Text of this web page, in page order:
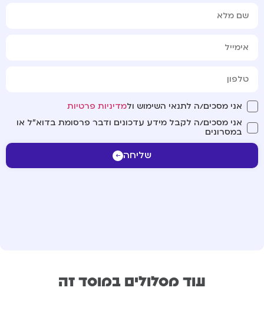
אני מסכים/ה לתנאי השימוש ולמדיניות פרטיות
אני מסכים/ה לקבל מידע עדכונים ודבר פרסומת בדוא"ל או
במסרונים
שליחה
עוד מסלולים במוסד זה